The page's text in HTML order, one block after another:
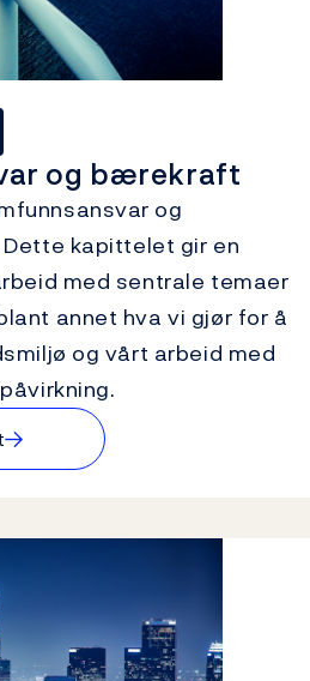
og bærekraft
og
kapittelet gir en
med sentrale temaer
annet hva vi gjør for å
og vårt arbeid med
→